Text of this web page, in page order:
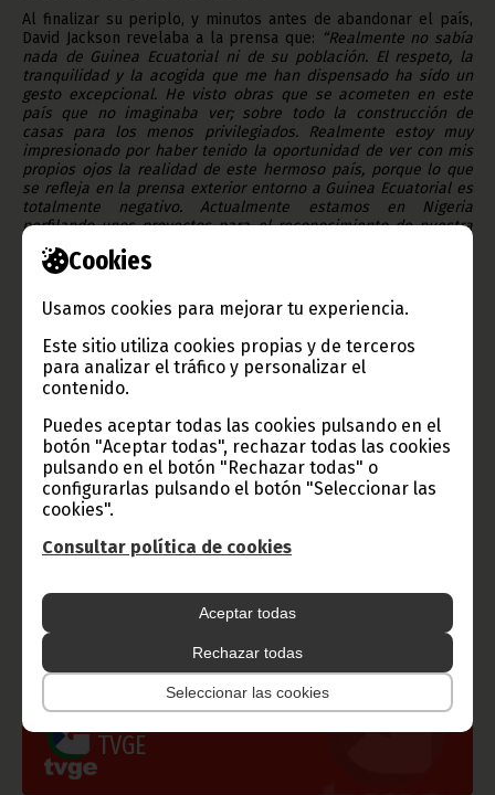
Cookies
Usamos cookies para mejorar tu experiencia.
Este sitio utiliza cookies propias y de terceros
para analizar el tráfico y personalizar el
contenido.
Puedes aceptar todas las cookies pulsando en el
botón "Aceptar todas", rechazar todas las cookies
pulsando en el botón "Rechazar todas" o
configurarlas pulsando el botón "Seleccionar las
cookies".
Consultar política de cookies
Aceptar todas
Rechazar todas
Seleccionar las cookies
Al finalizar su periplo, y minutos antes de abandonar el país,
David Jackson revelaba a la prensa que: “Realmente no sabía
nada de Guinea Ecuatorial ni de su población. El respeto, la
tranquilidad y la acogida que me han dispensado ha sido un
gesto excepcional. He visto obras que se acometen en este
país que no imaginaba ver; sobre todo la construcción de
casas para los menos privilegiados. Realmente estoy muy
impresionado por haber tenido la oportunidad de ver con mis
propios ojos la realidad de este hermoso país, porque lo que
se refleja en la prensa exterior entorno a Guinea Ecuatorial es
totalmente negativo. Actualmente estamos en Nigeria
perfilando unos proyectos para el reconocimiento de nuestra
cultura y nuestras raíces",
Por su parte, Alfred Dixon dijo que Estados Unidos cuenta con
y que estarán interesados en hacer esta ruta para acercarse
Texto y Fotos: Mansueto Loeri Bomohagasi
Oficina de Información y Prensa de Guinea Ecuatorial (D.G.
Gobierno e Instituciones
Información de Guinea Ecuatorial
TVGE